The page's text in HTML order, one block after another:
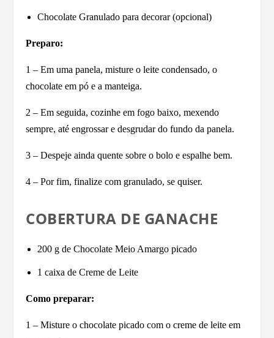
Chocolate Granulado para decorar (opcional)
Preparo:
1 – Em uma panela, misture o leite condensado, o
chocolate em pó e a manteiga.
2 – Em seguida, cozinhe em fogo baixo, mexendo
sempre, até engrossar e desgrudar do fundo da panela.
3 – Despeje ainda quente sobre o bolo e espalhe bem.
4 – Por fim, finalize com granulado, se quiser.
COBERTURA DE GANACHE
200 g de Chocolate Meio Amargo picado
1 caixa de Creme de Leite
Como preparar:
1 – Misture o chocolate picado com o creme de leite em